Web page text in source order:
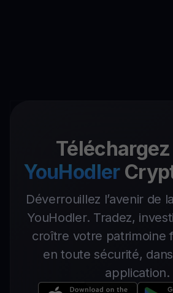
Téléchargez
YouHodler
Déverrouillez l’avenir de
YouHodler. Tradez,
croître votre patrimoine
en toute sécurité,
application.